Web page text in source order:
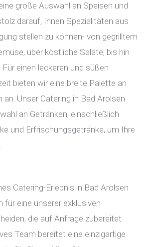
große Auswahl an Speisen und
darauf, Ihnen Spezialitäten aus
stellen zu können- von gegrilltem
über köstliche Salate, bis hin
einen leckeren und süßen
bieten wir eine breite Palette an
Unser Catering in Bad Arolsen
an Getränken, einschließlich
und Erfrischungsgetränke, um Ihre
Catering-Erlebnis in Bad Arolsen
für eine unserer exklusiven
die auf Anfrage zubereitet
Team bereitet eine einzigartige